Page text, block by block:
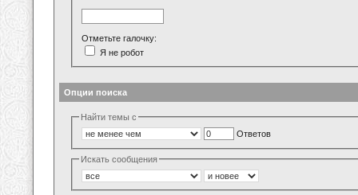
Отметьте галочку:
Я не робот
Опции поиска
Найти темы с
Ответов
Искать сообщения